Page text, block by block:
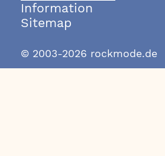
Information
Sitemap
© 2003-2026 rockmode.de